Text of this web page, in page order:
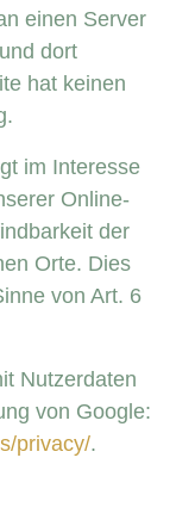
einen Server
dort
hat keinen
im Interesse
Online-
der
Orte. Dies
von Art. 6
Nutzerdaten
von Google:
privacy/.